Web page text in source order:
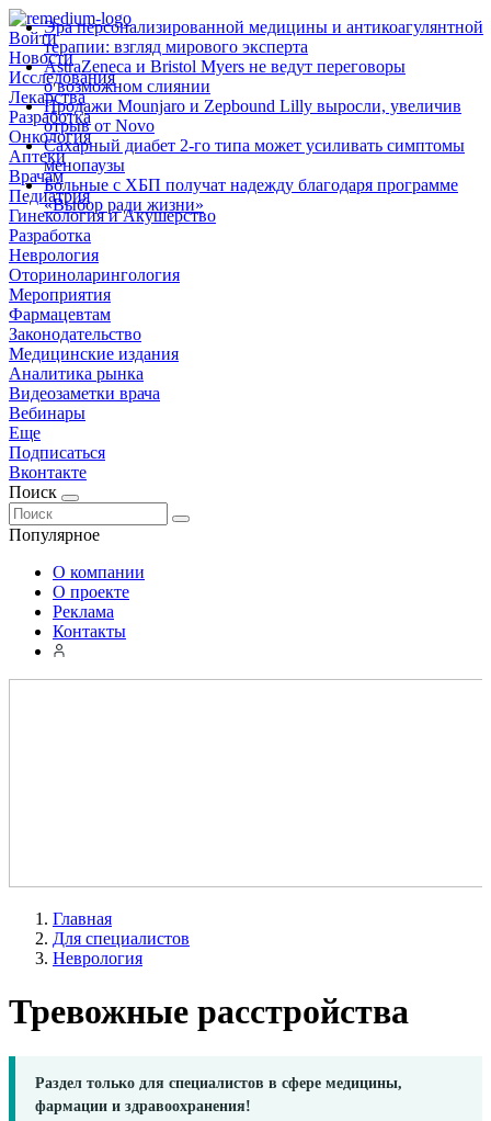
Войти
Новости
Исследования
Лекарства
Разработка
Онкология
Аптеки
Врачам
Педиатрия
Гинекология и Акушерство
Разработка
Неврология
Оториноларингология
Мероприятия
Фармацевтам
Законодательство
Медицинские издания
Аналитика рынка
Видеозаметки врача
Вебинары
Еще
Подписаться
Вконтакте
Поиск
Популярное
Эра персонализированной медицины и антикоагулянтной
терапии: взгляд мирового эксперта
AstraZeneca и Bristol Myers не ведут переговоры
о возможном слиянии
Продажи Mounjaro и Zepbound Lilly выросли, увеличив
отрыв от Novo
Сахарный диабет 2‑го типа может усиливать симптомы
менопаузы
Больные с ХБП получат надежду благодаря программе
«Выбор ради жизни»
О компании
О проекте
Реклама
Контакты
Главная
Для специалистов
Неврология
Тревожные расстройства
Раздел только для специалистов в сфере медицины,
фармации и здравоохранения!